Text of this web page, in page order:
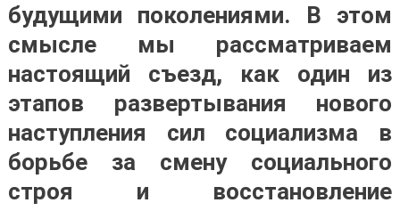
будущими поколениями. В этом
смысле мы рассматриваем
настоящий съезд, как один из
этапов развертывания нового
наступления сил социализма в
борьбе за смену социального
строя и восстановление